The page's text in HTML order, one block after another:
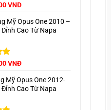
VNĐ.
VNĐGiá
tại
là:
Mỹ Opus One 2010 –
Đỉnh Cao Từ Napa
VNĐ
Mỹ Opus One 2012-
Đỉnh Cao Từ Napa